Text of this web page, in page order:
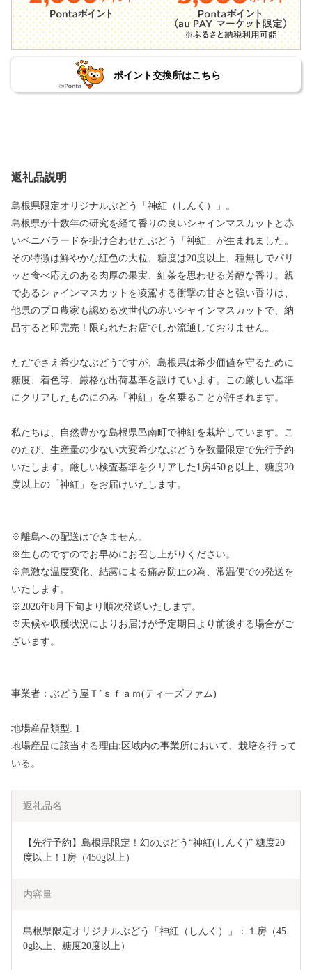
ポイント交換所はこちら
返礼品説明
島根県限定オリジナルぶどう「神紅（しんく）」。
島根県が十数年の研究を経て香りの良いシャインマスカットと赤
いベニバラードを掛け合わせたぶどう「神紅」が生まれました。
その特徴は鮮やかな紅色の大粒、糖度は20度以上、種無しでパリ
ッと食べ応えのある肉厚の果実、紅茶を思わせる芳醇な香り。親
であるシャインマスカットを凌駕する衝撃の甘さと強い香りは、
他県のプロ農家も認める次世代の赤いシャインマスカットで、納
品すると即完売！限られたお店でしか流通しておりません。
ただでさえ希少なぶどうですが、島根県は希少価値を守るために
糖度、着色等、厳格な出荷基準を設けています。この厳しい基準
にクリアしたものにのみ「神紅」を名乗ることが許されます。
私たちは、自然豊かな島根県邑南町で神紅を栽培しています。こ
のたび、生産量の少ない大変希少なぶどうを数量限定で先行予約
いたします。厳しい検査基準をクリアした1房450ｇ以上、糖度20
度以上の「神紅」をお届けいたします。
※離島への配送はできません。
※生ものですのでお早めにお召し上がりください。
※急激な温度変化、結露による痛み防止の為、常温便での発送を
いたします。
※2026年8月下旬より順次発送いたします。
※天候や収穫状況によりお届けが予定期日より前後する場合がご
ざいます。
事業者：ぶどう屋Ｔ’ｓｆａｍ(ティーズファム)
地場産品類型: 1
地場産品に該当する理由:区域内の事業所において、栽培を行って
いる。
返礼品名
【先行予約】島根県限定！幻のぶどう“神紅(しんく)” 糖度20
度以上！1房（450g以上）
内容量
島根県限定オリジナルぶどう「神紅（しんく）」：１房（45
0g以上、糖度20度以上）